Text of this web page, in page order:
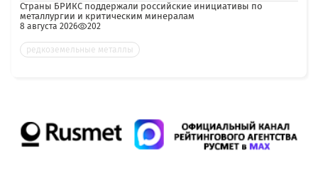
Страны БРИКС поддержали российские инициативы по
металлургии и критическим минералам
8 августа 2026 202
редкоземельные металлы